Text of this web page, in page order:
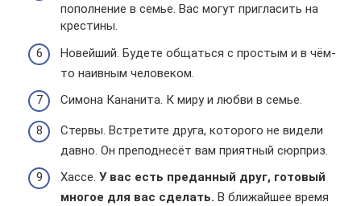
пополнение в семье. Вас могут пригласить на
крестины.
Новейший. Будете общаться с простым и в чём-
то наивным человеком.
Симона Кананита. К миру и любви в семье.
Стервы. Встретите друга, которого не видели
давно. Он преподнесёт вам приятный сюрприз.
Хассе. У вас есть преданный друг, готовый
многое для вас сделать. В ближайшее время